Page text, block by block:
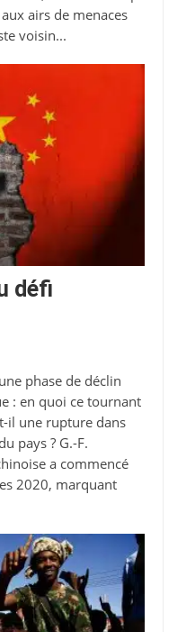
airs de menaces
voisin...
défi
phase de déclin
: en quoi ce tournant
il une rupture dans
pays ? G.-F.
a commencé
2020, marquant